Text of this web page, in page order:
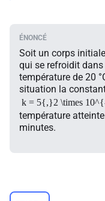
Soit un corps
qui se refroidit
température de 20
situation la
k = 5{,}2 \times
température
minutes.